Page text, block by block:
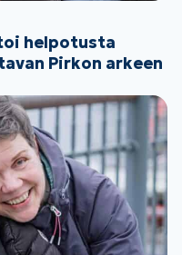
helpotusta
Pirkon arkeen